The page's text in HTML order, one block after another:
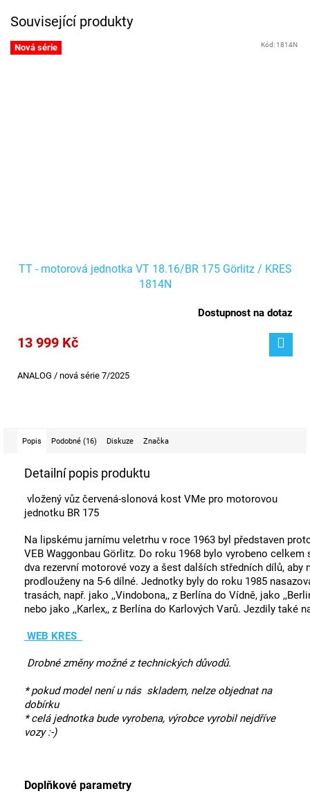
Související produkty
Nová série
TT - motorová jednotka VT 18.16/BR 175 Görlitz / KRES
1814N
Dostupnost na dotaz
13 999 Kč
ANALOG / nová série 7/2025
Kód: 1814N
Popis Podobné (16) Diskuze Značka
Detailní popis produktu
vložený vůz červená-slonová kost VMe pro motorovou
jednotku BR 175
Na lipskému jarnímu veletrhu v roce 1963 byl představen
VEB Waggonbau Görlitz. Do roku 1968 bylo vyrobeno celkem
dva rezervní motorové vozy a šest dalších středních dílů, aby
prodlouženy na 5-6 dílné. Jednotky byly do roku 1985
trasách, např. jako ,,Vindobona,, z Berlína do Vídně, jako
nebo jako ,,Karlex,, z Berlína do Karlových Varů. Jezdily také
WEB KRES
Drobné změny možné z technických důvodů.
* pokud model není u nás skladem, nelze objednat na
dobírku
* celá jednotka bude vyrobena, výrobce vyrobil nejdříve
vozy :-)
Doplňkové parametry